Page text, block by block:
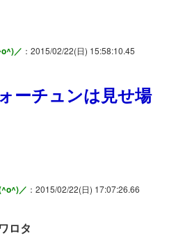
／ ：2015/02/22(日) 15:58:10.45
ーチュンは見せ場
／ ：2015/02/22(日) 17:07:26.66
ロタ